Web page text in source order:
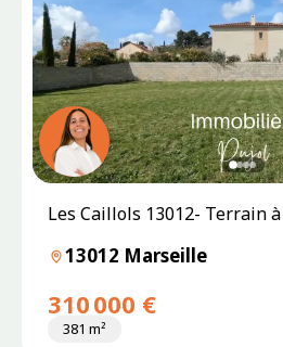
SOUS
PROMESSE
Les Caillols
13012 Marseille
310 000 €
381 m²